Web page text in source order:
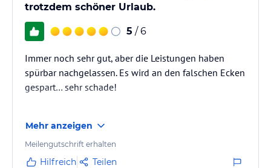
trotzdem schöner Urlaub.
5 / 6
Immer noch sehr gut, aber die Leistungen haben
spürbar nachgelassen. Es wird an den falschen Ecken
gespart… sehr schade!
andere Destination ansteuern.
Mehr anzeigen
Meilengutschrift erhalten
Hilfreich Teilen